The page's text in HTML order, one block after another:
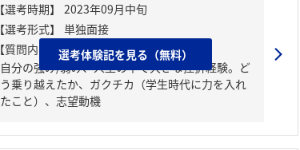
【質問内容・課題】
自分の強み/弱み、人生の中で大きな挫折経験。ど
う乗り越えたか、ガクチカ（学生時代に力を入れ
たこと）、志望動機
選考体験記を見る（無料）